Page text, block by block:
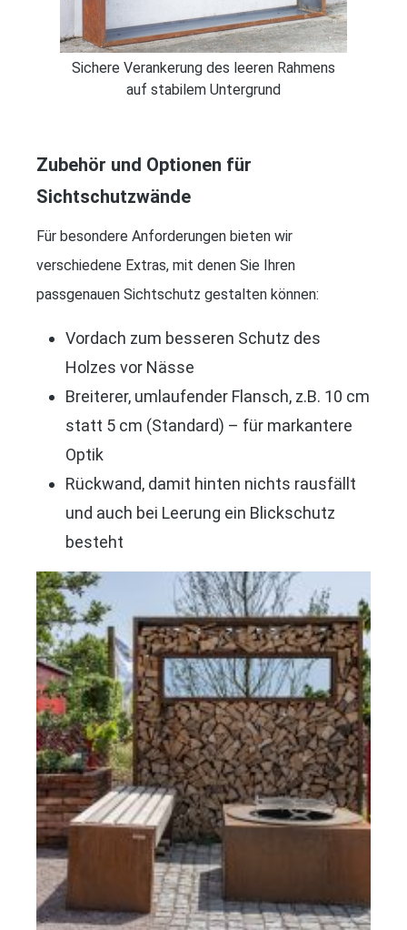
Sichere Verankerung des leeren Rahmens
auf stabilem Untergrund
Zubehör und Optionen für
Sichtschutzwände
Für besondere Anforderungen bieten wir
verschiedene Extras, mit denen Sie Ihren
passgenauen Sichtschutz gestalten können:
Vordach zum besseren Schutz des
Holzes vor Nässe
Breiterer, umlaufender Flansch, z.B. 10 cm
statt 5 cm (Standard) – für markantere
Optik
Rückwand, damit hinten nichts rausfällt
und auch bei Leerung ein Blickschutz
besteht